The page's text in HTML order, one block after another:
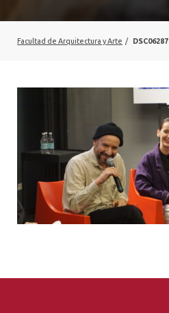
PLATAFORMA VUT
Facultad de Arquitectura y Arte / DSC06287